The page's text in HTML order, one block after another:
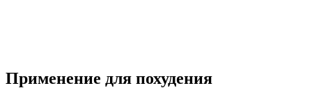
Применение для похудения